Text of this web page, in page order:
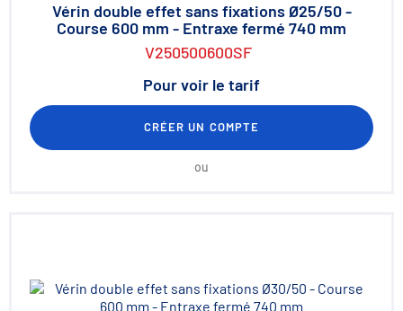
Vérin double effet sans fixations Ø25/50 -
Course 600 mm - Entraxe fermé 740 mm
V250500600SF
Pour voir le tarif
CRÉER UN COMPTE
ou